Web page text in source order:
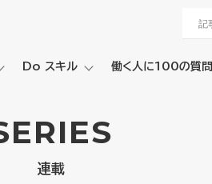
Do スキル 働く人に100の質問
連載